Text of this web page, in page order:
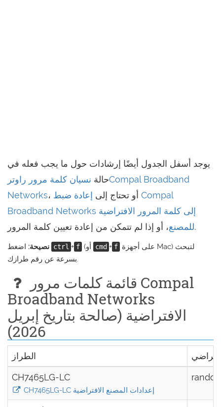
يوجد أسفل الجدول أيضًا إرشادات حول ما يجب فعله في
حالة نسيان كلمة مرور راوترCompal Broadband
Networks
، أو تحتاج إلى إعادة ضبط Compal
Broadband Networks إلى كلمة المرور الافتراضية
للمصنع، أو إذا لم تتمكن من إعادة تعيين كلمة المرور.
نصيحة: ctrl + f cmd + f
بسرعة عن رقم طرازك.
Broadband Networks
الافتراضية (صالحة بتاريخ إبريل
2026)
الطراز
CH7465LG-LC
CH7465LG-LC إعدادات المصنع الافتراضية